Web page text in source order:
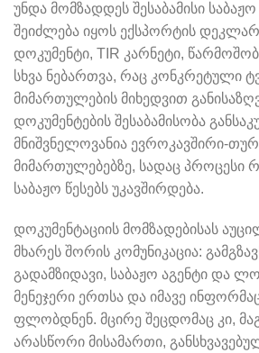
უნდა მომზადდეს შესაბამისი
შეიძლება იყოს ექსპორტის
დოკუმენტი, TIR კარნეტი,
სხვა ნებართვა, რაც კონკრეტული
მიმართულების მიხედვით
დოკუმენტების შესაბამისობა
მნიშვნელოვანია ევროკავშირი-
მიმართულებებზე, სადაც პროცესი
საბაჟო წესებს უკავშირდება.
დოკუმენტაციის მომზადებისას
მხარეს შორის კომუნიკაცია:
გადამზიდავი, საბაჟო აგენტი და
მენეჯერი ერთსა და იმავე
ფლობდნენ. მცირე შეცდომაც კი,
არასწორი მისამართი,